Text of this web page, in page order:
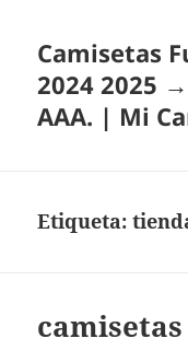
Camisetas
2024 2025
AAA. | Mi
Etiqueta: